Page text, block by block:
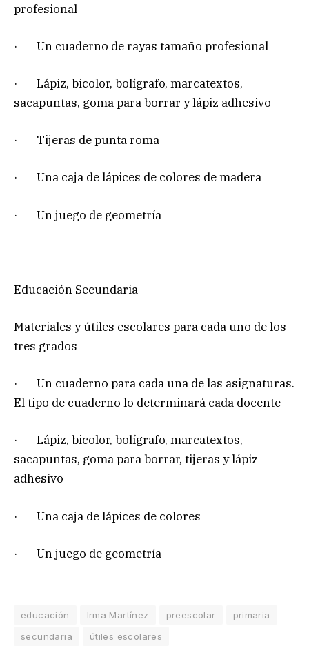
profesional
· Un cuaderno de rayas tamaño profesional
· Lápiz, bicolor, bolígrafo, marcatextos,
sacapuntas, goma para borrar y lápiz adhesivo
· Tijeras de punta roma
· Una caja de lápices de colores de madera
· Un juego de geometría
Educación Secundaria
Materiales y útiles escolares para cada uno de los
tres grados
· Un cuaderno para cada una de las asignaturas.
El tipo de cuaderno lo determinará cada docente
· Lápiz, bicolor, bolígrafo, marcatextos,
sacapuntas, goma para borrar, tijeras y lápiz
adhesivo
· Una caja de lápices de colores
· Un juego de geometría
educación Irma Martínez preescolar
primaria
secundaria
útiles escolares